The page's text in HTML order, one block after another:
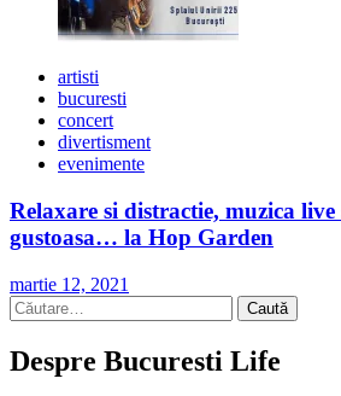
artisti
bucuresti
concert
divertisment
evenimente
Relaxare si distractie, muzica live
gustoasa… la Hop Garden
martie 12, 2021
Caută
după:
Despre Bucuresti Life